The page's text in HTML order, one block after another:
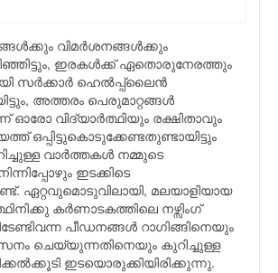
വിമര്‍ശനങ്ങള്‍ക്കും
ഇരകള്‍ക്ക് ഏതൊരുനേരത്തും
സര്‍ക്കാര്‍ ഹെല്‍പ്പ്ലൈന്‍
അത്തരം പെരുമാറ്റങ്ങള്‍
ഓരോ വിദ്യാര്‍ത്ഥിയും രക്ഷിതാവും
ഒപ്പിട്ടുകൊടുക്കേണ്ടതുണ്ടായിട്ടും
വാര്‍ത്തകള്‍ നമ്മുടെ
ഇടക്കിടെ
ഏറ്റവുമൊടുവിലായി, മലയാളിയായ
കര്‍ണാടകത്തിലെ നഴ്സിംഗ്
പീഡനങ്ങള്‍ റാഗിങ്ങിനെയും
ചെയ്യുന്നതിനെയും കുറിച്ചുള്ള
ഇടയൊരുക്കിയിരിക്കുന്നു.